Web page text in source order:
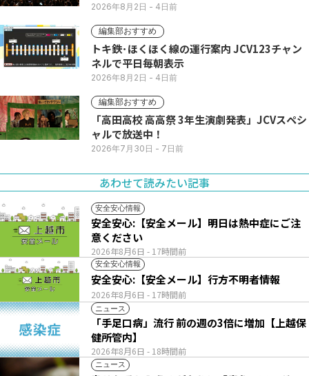
2026年8月2日 - 4日前
編集部おすすめ
トキ鉄･ほくほく線の運行案内 JCV123チャン
ネルで平日毎朝表示
2026年8月2日 - 4日前
編集部おすすめ
「高田高校 高高祭 3年生演劇発表」JCVスペシ
ャルで放送中！
2026年7月30日 - 7日前
あわせて読みたい記事
安全安心情報
2026年8月6日 - 17時間前
安全安心:【安全メール】明日は熱中症にご注
意ください
安全安心情報
2026年8月6日 - 17時間前
安全安心:【安全メール】行方不明者情報
ニュース
2026年8月6日 - 18時間前
「手足口病」流行 前の週の3倍に増加【上越保
健所管内】
ニュース